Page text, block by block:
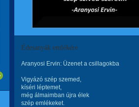
Édesanyák emlékére
Aranyosi Ervin: Üzenet a csillagokba
Vigyázó szép szemed,
kíséri léptemet,
még álmaimban újra élek
szép emlékeket.